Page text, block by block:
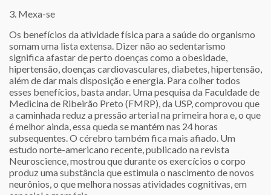
3. Mexa-se
Os benefícios da atividade física para a saúde do organismo
somam uma lista extensa. Dizer não ao sedentarismo
significa afastar de perto doenças como a obesidade,
hipertensão, doenças cardiovasculares, diabetes, hipertensão,
além de dar mais disposição e energia. Para colher todos
esses benefícios, basta andar. Uma pesquisa da Faculdade de
Medicina de Ribeirão Preto (FMRP), da USP, comprovou que
a caminhada reduz a pressão arterial na primeira hora e, o que
é melhor ainda, essa queda se mantém nas 24 horas
subsequentes. O cérebro também fica mais afiado. Um
estudo norte-americano recente, publicado na revista
Neuroscience, mostrou que durante os exercícios o corpo
produz uma substância que estimula o nascimento de novos
neurônios, o que melhora nossas atividades cognitivas, em